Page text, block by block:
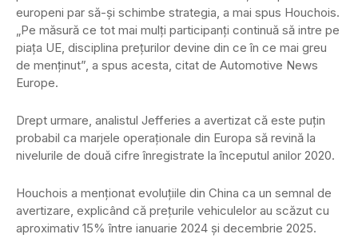
europeni par să-și schimbe strategia, a mai spus Houchois.
„Pe măsură ce tot mai mulți participanți continuă să intre pe
piața UE, disciplina prețurilor devine din ce în ce mai greu
de menținut”, a spus acesta, citat de Automotive News
Europe.
Drept urmare, analistul Jefferies a avertizat că este puțin
probabil ca marjele operaționale din Europa să revină la
nivelurile de două cifre înregistrate la începutul anilor 2020.
Houchois a menționat evoluțiile din China ca un semnal de
avertizare, explicând că prețurile vehiculelor au scăzut cu
aproximativ 15% între ianuarie 2024 și decembrie 2025.